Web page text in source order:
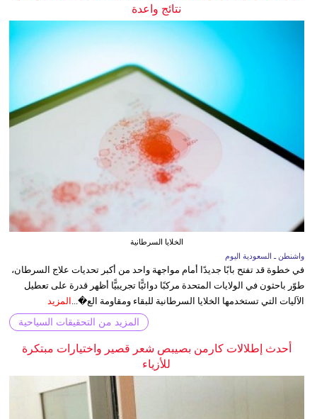
نتائج واعدة
الخلايا السرطانية
واشنطن ـ السعودية اليوم
في خطوة قد تفتح بابًا جديدًا أمام مواجهة واحد من أكبر تحديات علاج السرطان،
طوّر باحثون في الولايات المتحدة مركبًا دوائيًّا تجريبيًّا أظهر قدرة على تعطيل
الآليات التي تستخدمها الخلايا السرطانية للبقاء ومقاومة الع�... المزيد
المزيد من التحقيقات السياحية
أحدث إطلالات كارمن بصيبص شعر قصير واختيارات مبتكرة
للأزياء